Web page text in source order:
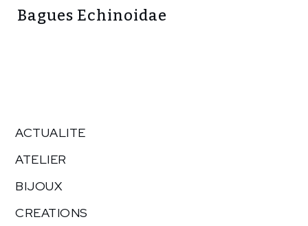
Bagues Echinoidae
ACTUALITE
ATELIER
BIJOUX
CREATIONS